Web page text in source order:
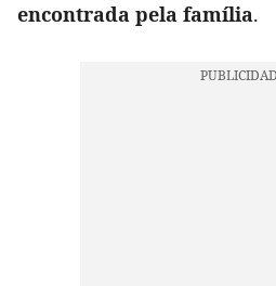
encontrada pela família.